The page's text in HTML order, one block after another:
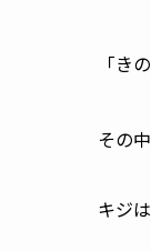
「き
その
キジ